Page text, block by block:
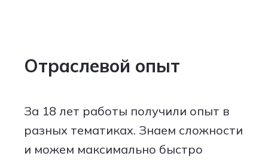
Отраслевой опыт
За 18 лет работы получили опыт в
разных тематиках. Знаем сложности
и можем максимально быстро